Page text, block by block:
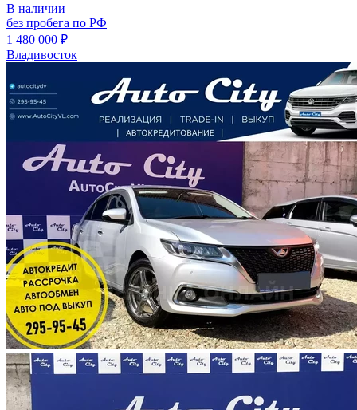
В наличии
без пробега по РФ
1 480 000 ₽
Владивосток